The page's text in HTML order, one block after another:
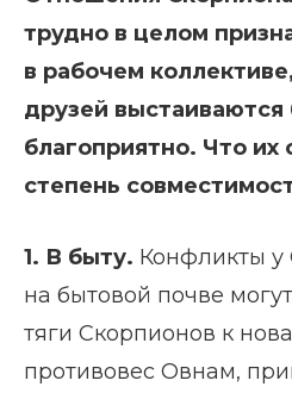
трудно в целом
в рабочем
друзей выстаиваются
благоприятно. Что их
степень
1. В быту. Конфликты у
на бытовой почве
тяги Скорпионов к
противовес Овнам,